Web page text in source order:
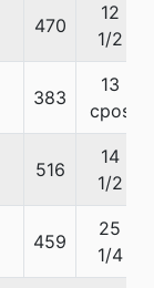
470
12
1/2
383
13
cpos
516
14
1/2
459
25
1/4